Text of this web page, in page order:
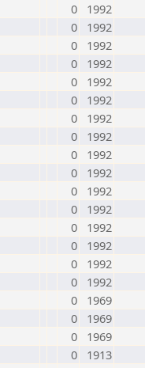
0
1992
0
1992
0
1992
0
1992
0
1992
0
1992
0
1992
0
1992
0
1992
0
1992
0
1992
0
1992
0
1992
0
1992
0
1992
0
1992
0
1969
0
1969
0
1969
0
1913